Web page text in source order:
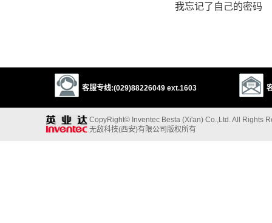
我忘记了自己的密码
客服专线:(029)88226049 ext.1603
CopyRight© Inventec Besta (Xi'an) Co.,Ltd. All Rights
无敌科技(西安)有限公司版权所有